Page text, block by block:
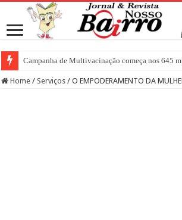
Campanha de Multivacinação começa nos 645
Home / Serviços / O EMPODERAMENTO DA